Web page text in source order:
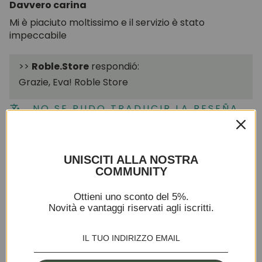
Davvero carina
Mi è piaciuto moltissimo e il servizio è stato
impeccabile
>> Roble.Store respondió:
Grazie, Eva! Roble Store
NO SE PUDO TRADUCIR LA RESEÑA.
Thomas RIAUX
Ottima qualità
Il prodotto è di ottima qualità e il pacco è imballato
previsti. Niente da dire.
UNISCITI ALLA NOSTRA
COMMUNITY
Ottieni uno sconto del 5%.
Novità e vantaggi riservati agli iscritti.